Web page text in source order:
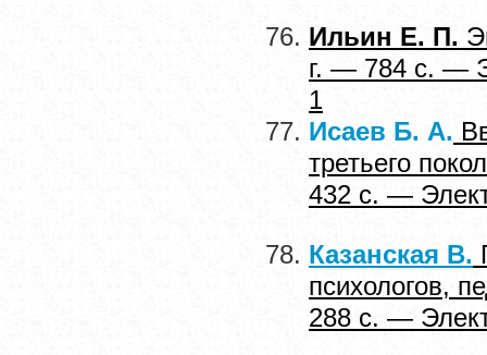
Ильин Е. П.
г. — 784 с. —
1
Исаев Б. А.
третьего
432 с. —
Казанская В.
психологов,
288 с. —